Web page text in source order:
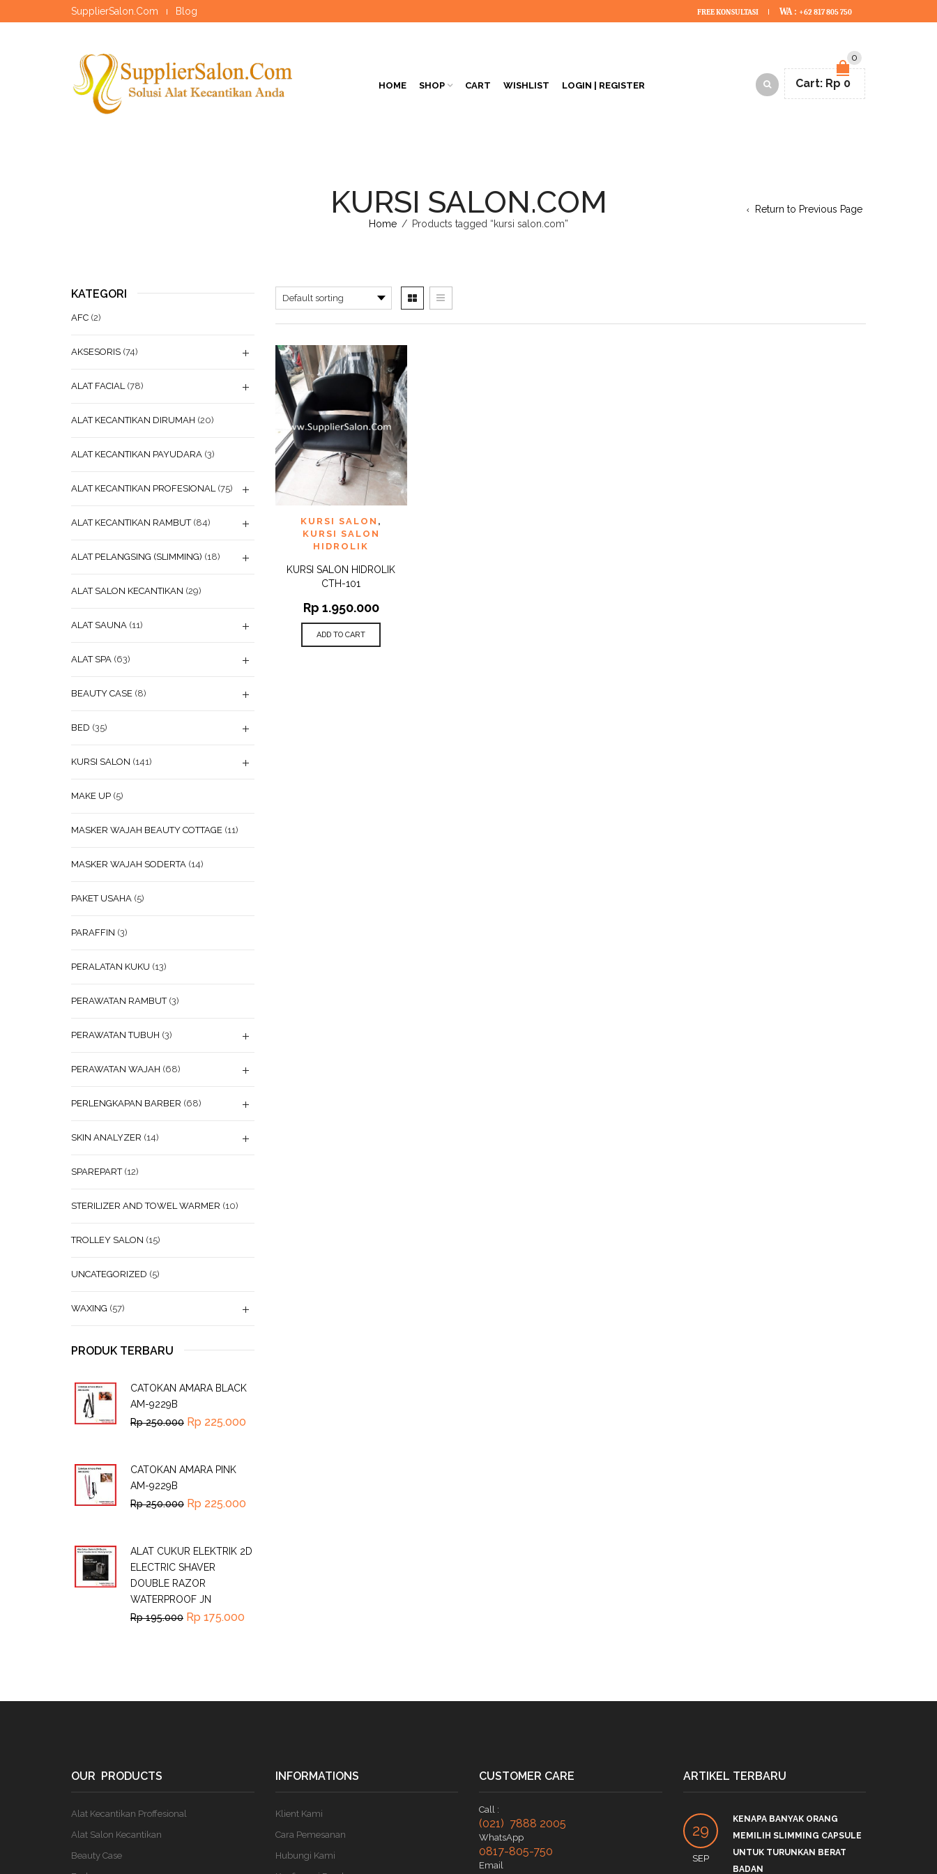
SupplierSalon.Com Blog FREE KONSULTASI WA : +62 817 805 750
HOME SHOP CART WISHLIST LOGIN | REGISTER
0
Cart: Rp 0
KURSI SALON.COM
Home / Products tagged “kursi salon.com”
Return to Previous Page
ADD TO
QUICK
VIEW
KURSI SALON ,
KURSI SALON
HIDROLIK
KURSI SALON HIDROLIK
CTH-101
Rp 1.950.000
ADD TO CART
KATEGORI
AFC (2)
AKSESORIS (74)
ALAT FACIAL (78)
ALAT KECANTIKAN DIRUMAH (20)
ALAT KECANTIKAN PAYUDARA (3)
ALAT KECANTIKAN PROFESIONAL (75)
ALAT KECANTIKAN RAMBUT (84)
ALAT PELANGSING (SLIMMING) (18)
ALAT SALON KECANTIKAN (29)
ALAT SAUNA (11)
ALAT SPA (63)
BEAUTY CASE (8)
BED (35)
KURSI SALON (141)
MAKE UP (5)
MASKER WAJAH BEAUTY COTTAGE (11)
MASKER WAJAH SODERTA (14)
PAKET USAHA (5)
PARAFFIN (3)
PERALATAN KUKU (13)
PERAWATAN RAMBUT (3)
PERAWATAN TUBUH (3)
PERAWATAN WAJAH (68)
PERLENGKAPAN BARBER (68)
SKIN ANALYZER (14)
SPAREPART (12)
STERILIZER AND TOWEL WARMER (10)
TROLLEY SALON (15)
UNCATEGORIZED (5)
WAXING (57)
PRODUK TERBARU
CATOKAN AMARA BLACK
AM-9229B
Rp250.000 Rp 225.000
CATOKAN AMARA PINK
AM-9229B
Rp250.000 Rp 225.000
ALAT CUKUR ELEKTRIK 2D
ELECTRIC SHAVER
DOUBLE RAZOR
WATERPROOF JN
Rp195.000 Rp 175.000
OUR PRODUCTS
Alat Kecantikan Proffesional
Alat Salon Kecantikan
Beauty Case
INFORMATIONS
Klient Kami
Cara Pemesanan
Hubungi Kami
CUSTOMER CARE
Call :
(021) 7888 2005
WhatsApp
0817-805-750
Email
ARTIKEL TERBARU
29
SEP
KENAPA BANYAK ORANG
MEMILIH SLIMMING CAPSULE
UNTUK TURUNKAN BERAT
BADAN